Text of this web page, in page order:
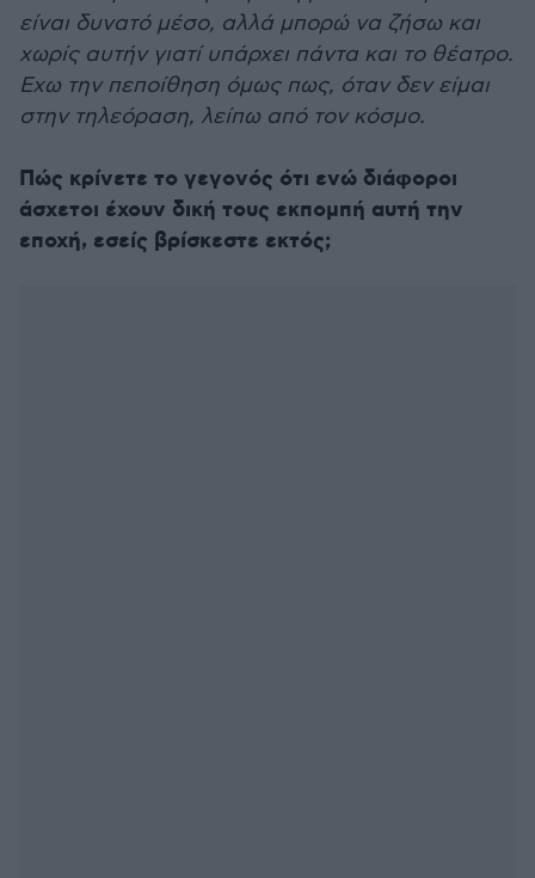
είναι δυνατό μέσο, αλλά μπορώ να ζήσω και
χωρίς αυτήν γιατί υπάρχει πάντα και το θέατρο.
Εχω την πεποίθηση όμως πως, όταν δεν είμαι
στην τηλεόραση, λείπω από τον κόσμο.
Πώς κρίνετε το γεγονός ότι ενώ διάφοροι
άσχετοι έχουν δική τους εκπομπή αυτή την
εποχή, εσείς βρίσκεστε εκτός;